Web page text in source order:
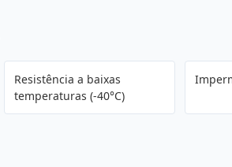
Resistência a baixas
temperaturas (-40°C)